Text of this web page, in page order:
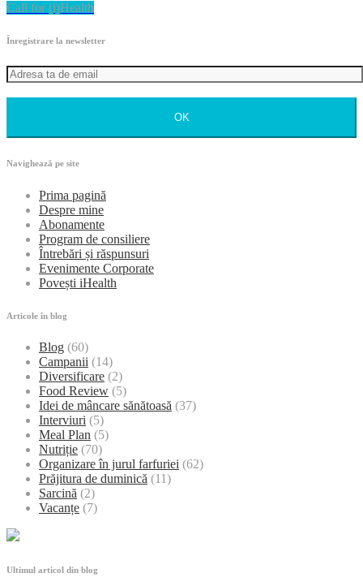
Call for (i)Health
Înregistrare la newsletter
OK
Navighează pe site
Prima pagină
Despre mine
Abonamente
Program de consiliere
Întrebări și răspunsuri
Evenimente Corporate
Povești iHealth
Articole în blog
Blog (60)
Campanii (14)
Diversificare (2)
Food Review (5)
Idei de mâncare sănătoasă (37)
Interviuri (5)
Meal Plan (5)
Nutriție (70)
Organizare în jurul farfuriei (62)
Prăjitura de duminică (11)
Sarcină (2)
Vacanțe (7)
Ultimul articol din blog